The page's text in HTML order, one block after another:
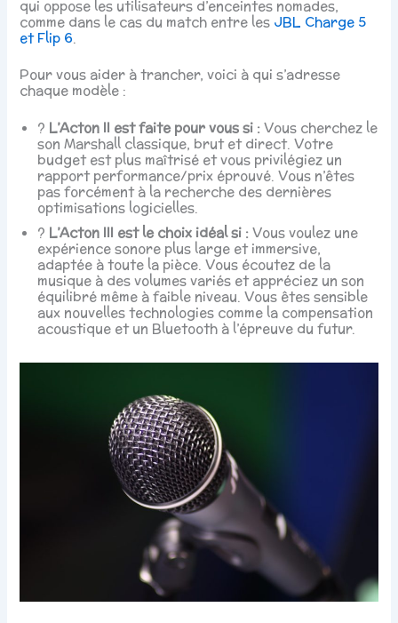
qui oppose les utilisateurs d’enceintes nomades,
comme dans le cas du match entre les JBL Charge 5
et Flip 6.
Pour vous aider à trancher, voici à qui s’adresse
chaque modèle :
? L’Acton II est faite pour vous si :Vous cherchez le
son Marshall classique, brut et direct. Votre
budget est plus maîtrisé et vous privilégiez un
rapport performance/prix éprouvé. Vous n’êtes
pas forcément à la recherche des dernières
optimisations logicielles.
? L’Acton III est le choix idéal si :Vous voulez une
expérience sonore plus large et immersive,
adaptée à toute la pièce. Vous écoutez de la
musique à des volumes variés et appréciez un son
équilibré même à faible niveau. Vous êtes sensible
aux nouvelles technologies comme la compensation
acoustique et un Bluetooth à l’épreuve du futur.